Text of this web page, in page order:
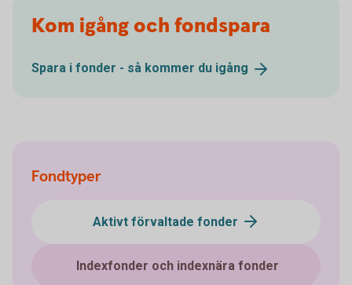
Kom igång och fondspara
Spara i fonder - så kommer du igång
Fondtyper
Aktivt förvaltade fonder
Indexfonder och indexnära fonder